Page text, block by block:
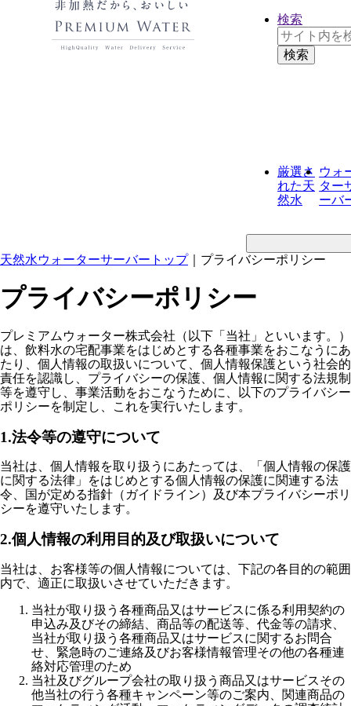
厳選さ
れた天
然水
ウォ
ター
ーバ
検索
天然水ウォーターサーバートップ｜ プライバシーポリシー
プライバシーポリシー
プレミアムウォーター株式会社（以下「当社」といいます。）
は、飲料水の宅配事業をはじめとする各種事業をおこなうにあ
たり、個人情報の取扱いについて、個人情報保護という社会的
責任を認識し、プライバシーの保護、個人情報に関する法規制
等を遵守し、事業活動をおこなうために、以下のプライバシー
ポリシーを制定し、これを実行いたします。
1.法令等の遵守について
当社は、個人情報を取り扱うにあたっては、「個人情報の保護
に関する法律」をはじめとする個人情報の保護に関連する法
令、国が定める指針（ガイドライン）及び本プライバシーポリ
シーを遵守いたします。
2.個人情報の利用目的及び取扱いについて
当社は、お客様等の個人情報については、下記の各目的の範囲
内で、適正に取扱いさせていただきます。
当社が取り扱う各種商品又はサービスに係る利用契約の
申込み及びその締結、商品等の配送等、代金等の請求、
当社が取り扱う各種商品又はサービスに関するお問合
せ、緊急時のご連絡及びお客様情報管理その他の各種連
絡対応管理のため
当社及びグループ会社の取り扱う商品又はサービスその
他当社の行う各種キャンペーン等のご案内、関連商品の